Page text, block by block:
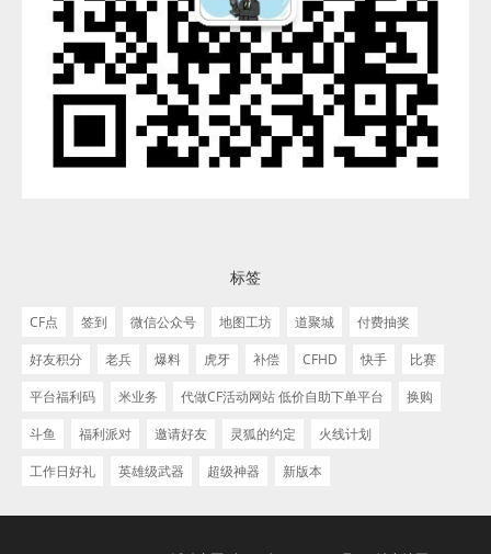
标签
CF点 签到 微信公众号 地图工坊 道聚城
付费抽奖
好友积分
老兵 爆料 虎牙 补偿 CFHD 快手
比赛
平台福利码
米业务 代做CF活动网站 低价自助下单平台
换购
斗鱼
福利派对 邀请好友 灵狐的约定
火线计划
工作日好礼
英雄级武器 超级神器 新版本